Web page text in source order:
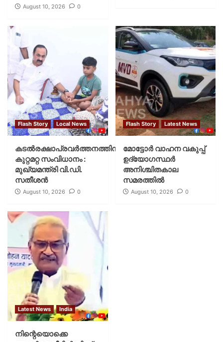
August 10, 2026 0
Flash Story Local News
കടല്‍രക്ഷാപ്രവര്‍ത്തനത്തിന്
കുറ്റമറ്റ സംവിധാനം :
മുഖ്യമന്ത്രി വി.ഡി.
സതീശന്‍
August 10, 2026 0
Flash Story Latest News
മോട്ടോര്‍ വാഹന വകുപ്പ്
ഉദ്യോഗസ്ഥര്‍
അനിശ്ചിതകാല
സമരത്തില്‍
August 10, 2026 0
Latest News India
നിന്റെയൊക്കെ